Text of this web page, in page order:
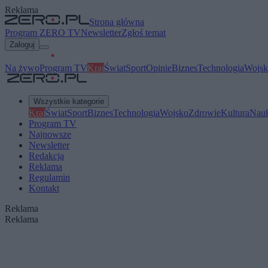
Reklama
Strona główna
Program ZERO TVNewsletterZgłoś temat
Zaloguj
Na żywoProgram TVKrajŚwiatSportOpinieBiznesTechnologia
Wszystkie kategorie
KrajŚwiatSportBiznesTechnologiaWojskoZdrowieKultura
Program TV
Najnowsze
Newsletter
Redakcja
Reklama
Regulamin
Kontakt
Reklama
Reklama